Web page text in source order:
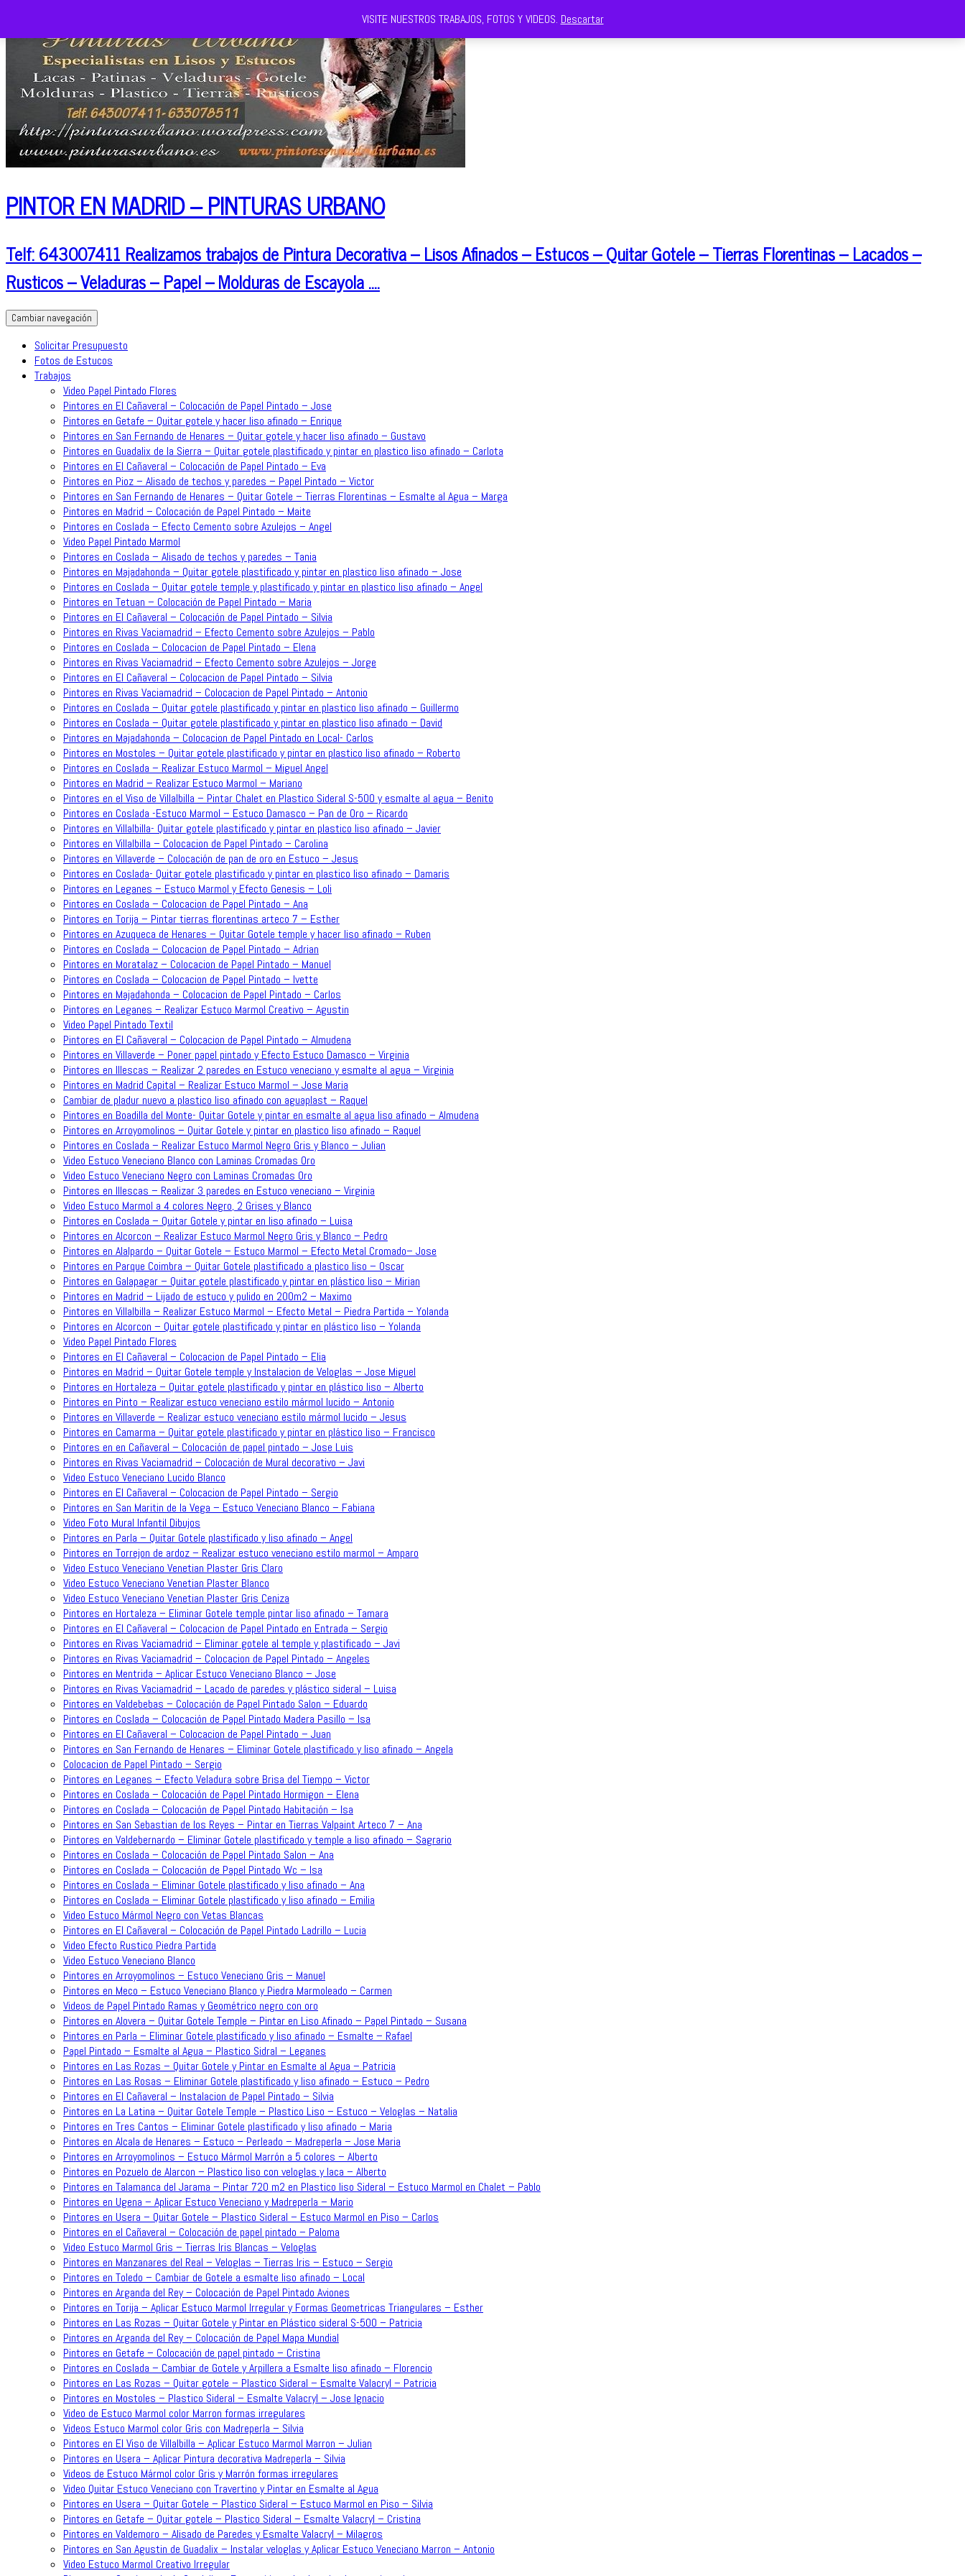
PINTOR EN MADRID – PINTURAS URBANO
Telf: 643007411 Realizamos trabajos de Pintura Decorativa – Lisos Afinados – Estucos – Quitar Gotele – Tierras Florentinas – Lacados –
Rusticos – Veladuras – Papel – Molduras de Escayola ….
Cambiar navegación
Solicitar Presupuesto
Fotos de Estucos
Trabajos
Video Papel Pintado Flores
Pintores en El Cañaveral – Colocación de Papel Pintado – Jose
Pintores en Getafe – Quitar gotele y hacer liso afinado – Enrique
Pintores en San Fernando de Henares – Quitar gotele y hacer liso afinado – Gustavo
Pintores en Guadalix de la Sierra – Quitar gotele plastificado y pintar en plastico liso afinado – Carlota
Pintores en El Cañaveral – Colocación de Papel Pintado – Eva
Pintores en Pioz – Alisado de techos y paredes – Papel Pintado – Victor
Pintores en San Fernando de Henares – Quitar Gotele – Tierras Florentinas – Esmalte al Agua – Marga
Pintores en Madrid – Colocación de Papel Pintado – Maite
Pintores en Coslada – Efecto Cemento sobre Azulejos – Angel
Video Papel Pintado Marmol
Pintores en Coslada – Alisado de techos y paredes – Tania
Pintores en Majadahonda – Quitar gotele plastificado y pintar en plastico liso afinado – Jose
Pintores en Coslada – Quitar gotele temple y plastificado y pintar en plastico liso afinado – Angel
Pintores en Tetuan – Colocación de Papel Pintado – Maria
Pintores en El Cañaveral – Colocación de Papel Pintado – Silvia
Pintores en Rivas Vaciamadrid – Efecto Cemento sobre Azulejos – Pablo
Pintores en Coslada – Colocacion de Papel Pintado – Elena
Pintores en Rivas Vaciamadrid – Efecto Cemento sobre Azulejos – Jorge
Pintores en El Cañaveral – Colocacion de Papel Pintado – Silvia
Pintores en Rivas Vaciamadrid – Colocacion de Papel Pintado – Antonio
Pintores en Coslada – Quitar gotele plastificado y pintar en plastico liso afinado – Guillermo
Pintores en Coslada – Quitar gotele plastificado y pintar en plastico liso afinado – David
Pintores en Majadahonda – Colocacion de Papel Pintado en Local- Carlos
Pintores en Mostoles – Quitar gotele plastificado y pintar en plastico liso afinado – Roberto
Pintores en Coslada – Realizar Estuco Marmol – Miguel Angel
Pintores en Madrid – Realizar Estuco Marmol – Mariano
Pintores en el Viso de Villalbilla – Pintar Chalet en Plastico Sideral S-500 y esmalte al agua – Benito
Pintores en Coslada -Estuco Marmol – Estuco Damasco – Pan de Oro – Ricardo
Pintores en Villalbilla- Quitar gotele plastificado y pintar en plastico liso afinado – Javier
Pintores en Villalbilla – Colocacion de Papel Pintado – Carolina
Pintores en Villaverde – Colocación de pan de oro en Estuco – Jesus
Pintores en Coslada- Quitar gotele plastificado y pintar en plastico liso afinado – Damaris
Pintores en Leganes – Estuco Marmol y Efecto Genesis – Loli
Pintores en Coslada – Colocacion de Papel Pintado – Ana
Pintores en Torija – Pintar tierras florentinas arteco 7 – Esther
Pintores en Azuqueca de Henares – Quitar Gotele temple y hacer liso afinado – Ruben
Pintores en Coslada – Colocacion de Papel Pintado – Adrian
Pintores en Moratalaz – Colocacion de Papel Pintado – Manuel
Pintores en Coslada – Colocacion de Papel Pintado – Ivette
Pintores en Majadahonda – Colocacion de Papel Pintado – Carlos
Pintores en Leganes – Realizar Estuco Marmol Creativo – Agustin
Video Papel Pintado Textil
Pintores en El Cañaveral – Colocacion de Papel Pintado – Almudena
Pintores en Villaverde – Poner papel pintado y Efecto Estuco Damasco – Virginia
Pintores en Illescas – Realizar 2 paredes en Estuco veneciano y esmalte al agua – Virginia
Pintores en Madrid Capital – Realizar Estuco Marmol – Jose Maria
Cambiar de pladur nuevo a plastico liso afinado con aguaplast – Raquel
Pintores en Boadilla del Monte- Quitar Gotele y pintar en esmalte al agua liso afinado – Almudena
Pintores en Arroyomolinos – Quitar Gotele y pintar en plastico liso afinado – Raquel
Pintores en Coslada – Realizar Estuco Marmol Negro Gris y Blanco – Julian
Video Estuco Veneciano Blanco con Laminas Cromadas Oro
Video Estuco Veneciano Negro con Laminas Cromadas Oro
Pintores en Illescas – Realizar 3 paredes en Estuco veneciano – Virginia
Video Estuco Marmol a 4 colores Negro, 2 Grises y Blanco
Pintores en Coslada – Quitar Gotele y pintar en liso afinado – Luisa
Pintores en Alcorcon – Realizar Estuco Marmol Negro Gris y Blanco – Pedro
Pintores en Alalpardo – Quitar Gotele – Estuco Marmol – Efecto Metal Cromado– Jose
Pintores en Parque Coimbra – Quitar Gotele plastificado a plastico liso – Oscar
Pintores en Galapagar – Quitar gotele plastificado y pintar en plástico liso – Mirian
Pintores en Madrid – Lijado de estuco y pulido en 200m2 – Maximo
Pintores en Villalbilla – Realizar Estuco Marmol – Efecto Metal – Piedra Partida – Yolanda
Pintores en Alcorcon – Quitar gotele plastificado y pintar en plástico liso – Yolanda
Video Papel Pintado Flores
Pintores en El Cañaveral – Colocacion de Papel Pintado – Elia
Pintores en Madrid – Quitar Gotele temple y Instalacion de Veloglas – Jose Miguel
Pintores en Hortaleza – Quitar gotele plastificado y pintar en plástico liso – Alberto
Pintores en Pinto – Realizar estuco veneciano estilo mármol lucido – Antonio
Pintores en Villaverde – Realizar estuco veneciano estilo mármol lucido – Jesus
Pintores en Camarma – Quitar gotele plastificado y pintar en plástico liso – Francisco
Pintores en en Cañaveral – Colocación de papel pintado – Jose Luis
Pintores en Rivas Vaciamadrid – Colocación de Mural decorativo – Javi
Video Estuco Veneciano Lucido Blanco
Pintores en El Cañaveral – Colocacion de Papel Pintado – Sergio
Pintores en San Maritin de la Vega – Estuco Veneciano Blanco – Fabiana
Video Foto Mural Infantil Dibujos
Pintores en Parla – Quitar Gotele plastificado y liso afinado – Angel
Pintores en Torrejon de ardoz – Realizar estuco veneciano estilo marmol – Amparo
Video Estuco Veneciano Venetian Plaster Gris Claro
Video Estuco Veneciano Venetian Plaster Blanco
Video Estuco Veneciano Venetian Plaster Gris Ceniza
Pintores en Hortaleza – Eliminar Gotele temple pintar liso afinado – Tamara
Pintores en El Cañaveral – Colocacion de Papel Pintado en Entrada – Sergio
Pintores en Rivas Vaciamadrid – Eliminar gotele al temple y plastificado – Javi
Pintores en Rivas Vaciamadrid – Colocacion de Papel Pintado – Angeles
Pintores en Mentrida – Aplicar Estuco Veneciano Blanco – Jose
Pintores en Rivas Vaciamadrid – Lacado de paredes y plástico sideral – Luisa
Pintores en Valdebebas – Colocación de Papel Pintado Salon – Eduardo
Pintores en Coslada – Colocación de Papel Pintado Madera Pasillo – Isa
Pintores en El Cañaveral – Colocacion de Papel Pintado – Juan
Pintores en San Fernando de Henares – Eliminar Gotele plastificado y liso afinado – Angela
Colocacion de Papel Pintado – Sergio
Pintores en Leganes – Efecto Veladura sobre Brisa del Tiempo – Victor
Pintores en Coslada – Colocación de Papel Pintado Hormigon – Elena
Pintores en Coslada – Colocación de Papel Pintado Habitación – Isa
Pintores en San Sebastian de los Reyes – Pintar en Tierras Valpaint Arteco 7 – Ana
Pintores en Valdebernardo – Eliminar Gotele plastificado y temple a liso afinado – Sagrario
Pintores en Coslada – Colocación de Papel Pintado Salon – Ana
Pintores en Coslada – Colocación de Papel Pintado Wc – Isa
Pintores en Coslada – Eliminar Gotele plastificado y liso afinado – Ana
Pintores en Coslada – Eliminar Gotele plastificado y liso afinado – Emilia
Video Estuco Mármol Negro con Vetas Blancas
Pintores en El Cañaveral – Colocación de Papel Pintado Ladrillo – Lucia
Video Efecto Rustico Piedra Partida
Video Estuco Veneciano Blanco
Pintores en Arroyomolinos – Estuco Veneciano Gris – Manuel
Pintores en Meco – Estuco Veneciano Blanco y Piedra Marmoleado – Carmen
Videos de Papel Pintado Ramas y Geométrico negro con oro
Pintores en Alovera – Quitar Gotele Temple – Pintar en Liso Afinado – Papel Pintado – Susana
Pintores en Parla – Eliminar Gotele plastificado y liso afinado – Esmalte – Rafael
Papel Pintado – Esmalte al Agua – Plastico Sidral – Leganes
Pintores en Las Rozas – Quitar Gotele y Pintar en Esmalte al Agua – Patricia
Pintores en Las Rosas – Eliminar Gotele plastificado y liso afinado – Estuco – Pedro
Pintores en El Cañaveral – Instalacion de Papel Pintado – Silvia
Pintores en La Latina – Quitar Gotele Temple – Plastico Liso – Estuco – Veloglas – Natalia
Pintores en Tres Cantos – Eliminar Gotele plastificado y liso afinado – Maria
Pintores en Alcala de Henares – Estuco – Perleado – Madreperla – Jose Maria
Pintores en Arroyomolinos – Estuco Mármol Marrón a 5 colores – Alberto
Pintores en Pozuelo de Alarcon – Plastico liso con veloglas y laca – Alberto
Pintores en Talamanca del Jarama – Pintar 720 m2 en Plastico liso Sideral – Estuco Marmol en Chalet – Pablo
Pintores en Ugena – Aplicar Estuco Veneciano y Madreperla – Mario
Pintores en Usera – Quitar Gotele – Plastico Sideral – Estuco Marmol en Piso – Carlos
Pintores en el Cañaveral – Colocación de papel pintado – Paloma
Video Estuco Marmol Gris – Tierras Iris Blancas – Veloglas
Pintores en Manzanares del Real – Veloglas – Tierras Iris – Estuco – Sergio
Pintores en Toledo – Cambiar de Gotele a esmalte liso afinado – Local
Pintores en Arganda del Rey – Colocación de Papel Pintado Aviones
Pintores en Torija – Aplicar Estuco Marmol Irregular y Formas Geometricas Triangulares – Esther
Pintores en Las Rozas – Quitar Gotele y Pintar en Plástico sideral S-500 – Patricia
Pintores en Arganda del Rey – Colocación de Papel Mapa Mundial
Pintores en Getafe – Colocación de papel pintado – Cristina
Pintores en Coslada – Cambiar de Gotele y Arpillera a Esmalte liso afinado – Florencio
Pintores en Las Rozas – Quitar gotele – Plastico Sideral – Esmalte Valacryl – Patricia
Pintores en Mostoles – Plastico Sideral – Esmalte Valacryl – Jose Ignacio
Video de Estuco Marmol color Marron formas irregulares
Videos Estuco Marmol color Gris con Madreperla – Silvia
Pintores en El Viso de Villalbilla – Aplicar Estuco Marmol Marron – Julian
Pintores en Usera – Aplicar Pintura decorativa Madreperla – Silvia
Videos de Estuco Mármol color Gris y Marrón formas irregulares
Video Quitar Estuco Veneciano con Travertino y Pintar en Esmalte al Agua
Pintores en Usera – Quitar Gotele – Plastico Sideral – Estuco Marmol en Piso – Silvia
Pintores en Getafe – Quitar gotele – Plastico Sideral – Esmalte Valacryl – Cristina
Pintores en Valdemoro – Alisado de Paredes y Esmalte Valacryl – Milagros
Pintores en San Agustin de Guadalix – Instalar veloglas y Aplicar Estuco Veneciano Marron – Antonio
Video Estuco Marmol Creativo Irregular
VISITE NUESTROS TRABAJOS, FOTOS Y VIDEOS. Descartar